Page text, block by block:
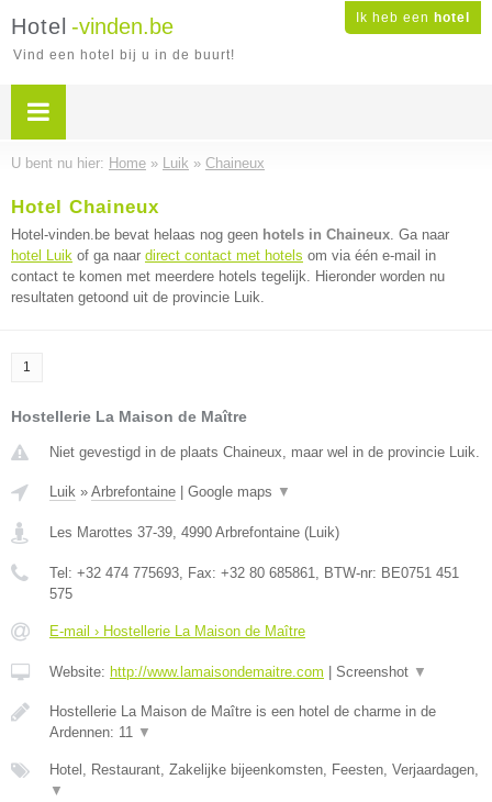
Ik heb een hotel
Hotel -vinden.be
Vind een hotel bij u in de buurt!
U bent nu hier: Home » Luik » Chaineux
Hotel Chaineux
Hotel-vinden.be bevat helaas nog geen hotels in Chaineux. Ga naar
hotel Luik of ga naar direct contact met hotels om via één e-mail in
contact te komen met meerdere hotels tegelijk. Hieronder worden nu
resultaten getoond uit de provincie Luik.
1
Hostellerie La Maison de Maître
Niet gevestigd in de plaats Chaineux, maar wel in de provincie Luik.
Luik » Arbrefontaine Google maps ▼
Les Marottes 37-39, 4990 Arbrefontaine (Luik)
Tel: +32 474 775693, Fax: +32 80 685861, BTW-nr: BE0751 451
575
E-mail › Hostellerie La Maison de Maître
Website: http://www.lamaisondemaitre.com Screenshot ▼
Hostellerie La Maison de Maître is een hotel de charme in de
Ardennen: 11 ▼
Hotel, Restaurant, Zakelijke bijeenkomsten, Feesten, Verjaardagen,
▼